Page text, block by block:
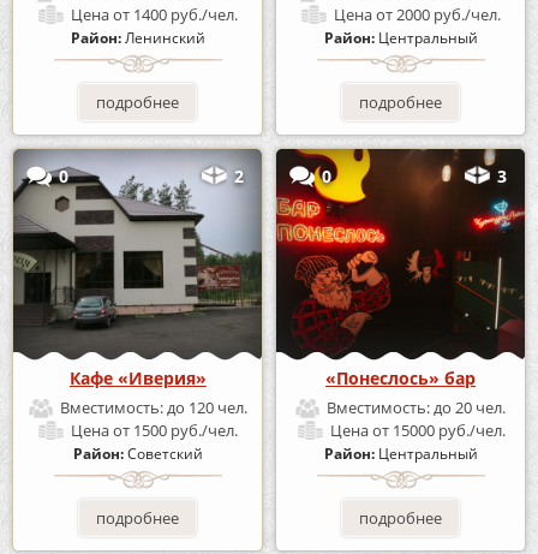
Ценаот 1400 руб./чел.
Район:Ленинский
подробнее
Ценаот 2000 руб./чел.
Район: Центральный
подробнее
0 2
Кафе «Иверия»
Вместимость: до 120 чел.
Ценаот 1500 руб./чел.
Район:Советский
подробнее
0 3
«Понеслось» бар
Вместимость: до 20 чел.
Ценаот 15000 руб./чел.
Район: Центральный
подробнее